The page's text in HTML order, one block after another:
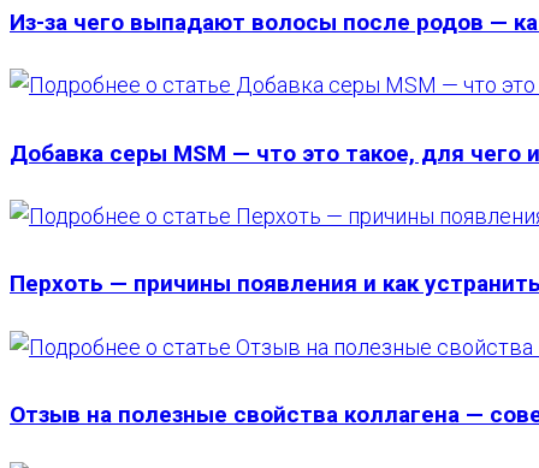
Из-за чего выпадают волосы после родов —
Добавка серы MSM — что это такое, для чего
Перхоть — причины появления и как
Отзыв на полезные свойства коллагена —